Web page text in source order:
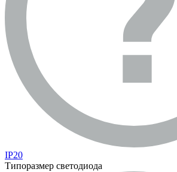
IP20
Типоразмер светодиода